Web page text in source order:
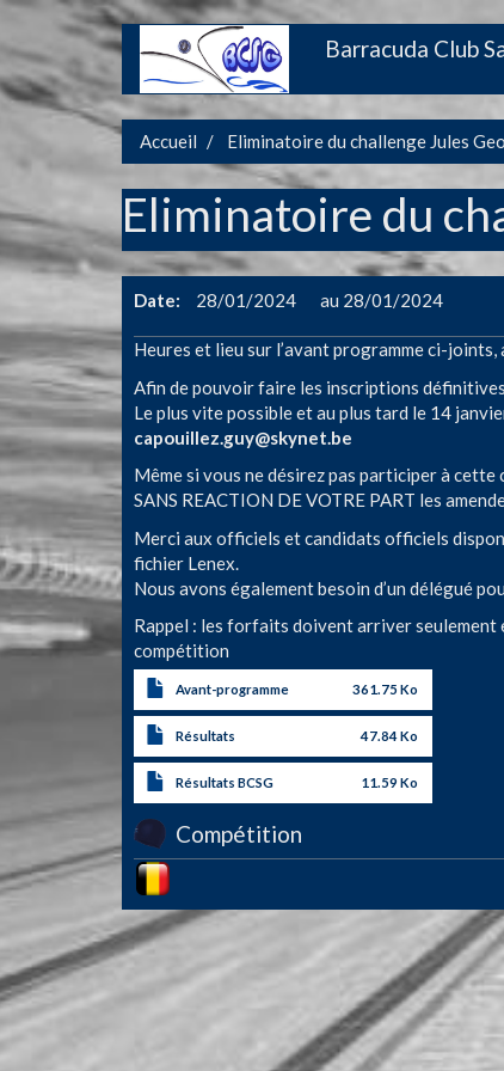
au
contenu
principal
Barracuda Club
Main
navigation
Accueil Eliminatoire du challenge Jules
Eliminatoire du
Date 28/01/2024 28/01/2024
Heures et lieu sur l’avant programme ci-
Afin de pouvoir faire les inscriptions
Le plus vite possible et au plus tard le 14
capouillez.guy@skynet.be
Même si vous ne désirez pas participer à
SANS REACTION DE VOTRE PART les
Merci aux officiels et candidats officiels
fichier Lenex.
Nous avons également besoin d’un délégué
Rappel : les forfaits doivent arriver seulement
compétition
Avant-programme 361.75 Ko
Résultats 47.84 Ko
Résultats BCSG 11.59 Ko
Compétition
Image